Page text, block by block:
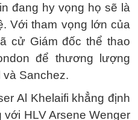
đang hy vọng họ sẽ là
Với tham vọng lớn của
cử Giám đốc thể thao
để thương lượng
và Sanchez.
Al Khelaifi khẳng định
HLV Arsene Wenger